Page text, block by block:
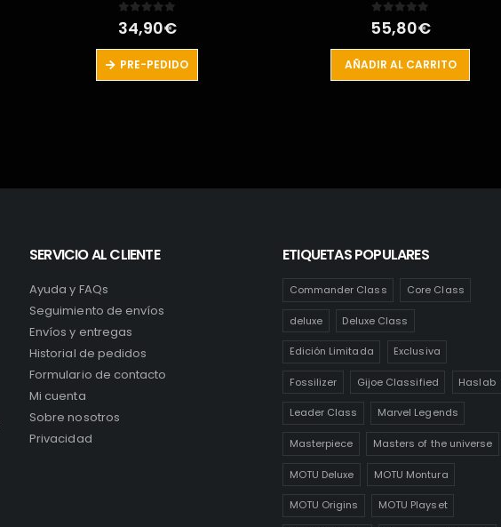
0out of 5
55,80€
AÑADIR AL CARRITO
0out of 5
94,99€
PRE-PEDIDO
SERVICIO AL CLIENTE
Ayuda y FAQs
Seguimiento de envíos
Envíos y entregas
Historial de pedidos
Formulario de contacto
Mi cuenta
Sobre nosotros
Privacidad
ETIQUETAS POPULARES
Commander Class Core Class
deluxe Deluxe Class
Edición Limitada Exclusiva
Fossilizer Gijoe Classified Haslab
Leader Class Marvel Legends
Masterpiece Masters of the universe
MOTU Deluxe MOTU Montura
MOTU Origins MOTU Playset